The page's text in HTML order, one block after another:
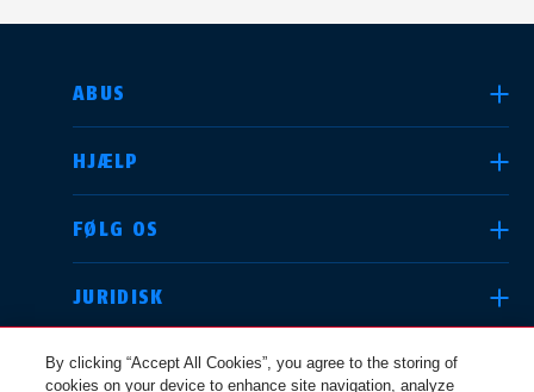
ABUS
HJÆLP
FØLG OS
JURIDISK
VÆLG DIT LAND
Deutschland
By clicking “Accept All Cookies”, you agree to the storing of
cookies on your device to enhance site navigation, analyze